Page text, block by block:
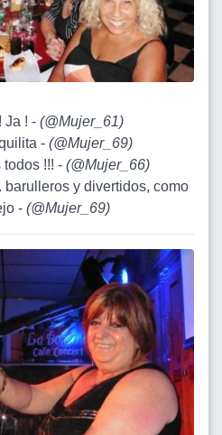
Ja ! - (@Mujer_61)
- (@Mujer_69)
!!! - (@Mujer_66)
barulleros y divertidos, como
- (@Mujer_69)